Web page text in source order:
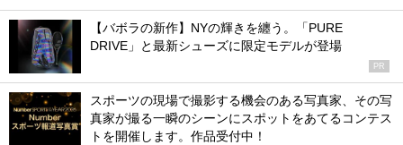
【バボラの新作】NYの輝きを纏う。「PURE
DRIVE」と最新シューズに限定モデルが登場
PR
スポーツの現場で撮影する機会のある写真家、その写
真家が撮る一瞬のシーンにスポットをあてるコンテス
トを開催します。作品受付中！